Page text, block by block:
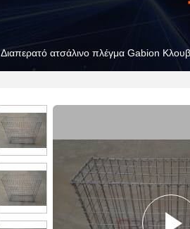
Διαπερατό ατσάλινο πλέγμα Gabion